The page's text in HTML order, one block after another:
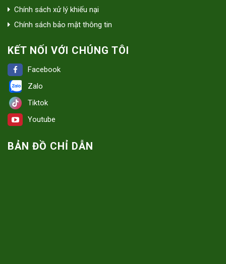
Chính sách xử lý khiếu nại
Chính sách bảo mật thông tin
KẾT NỐI VỚI CHÚNG TÔI
Facebook
Zalo
Tiktok
Youtube
BẢN ĐỒ CHỈ DẪN